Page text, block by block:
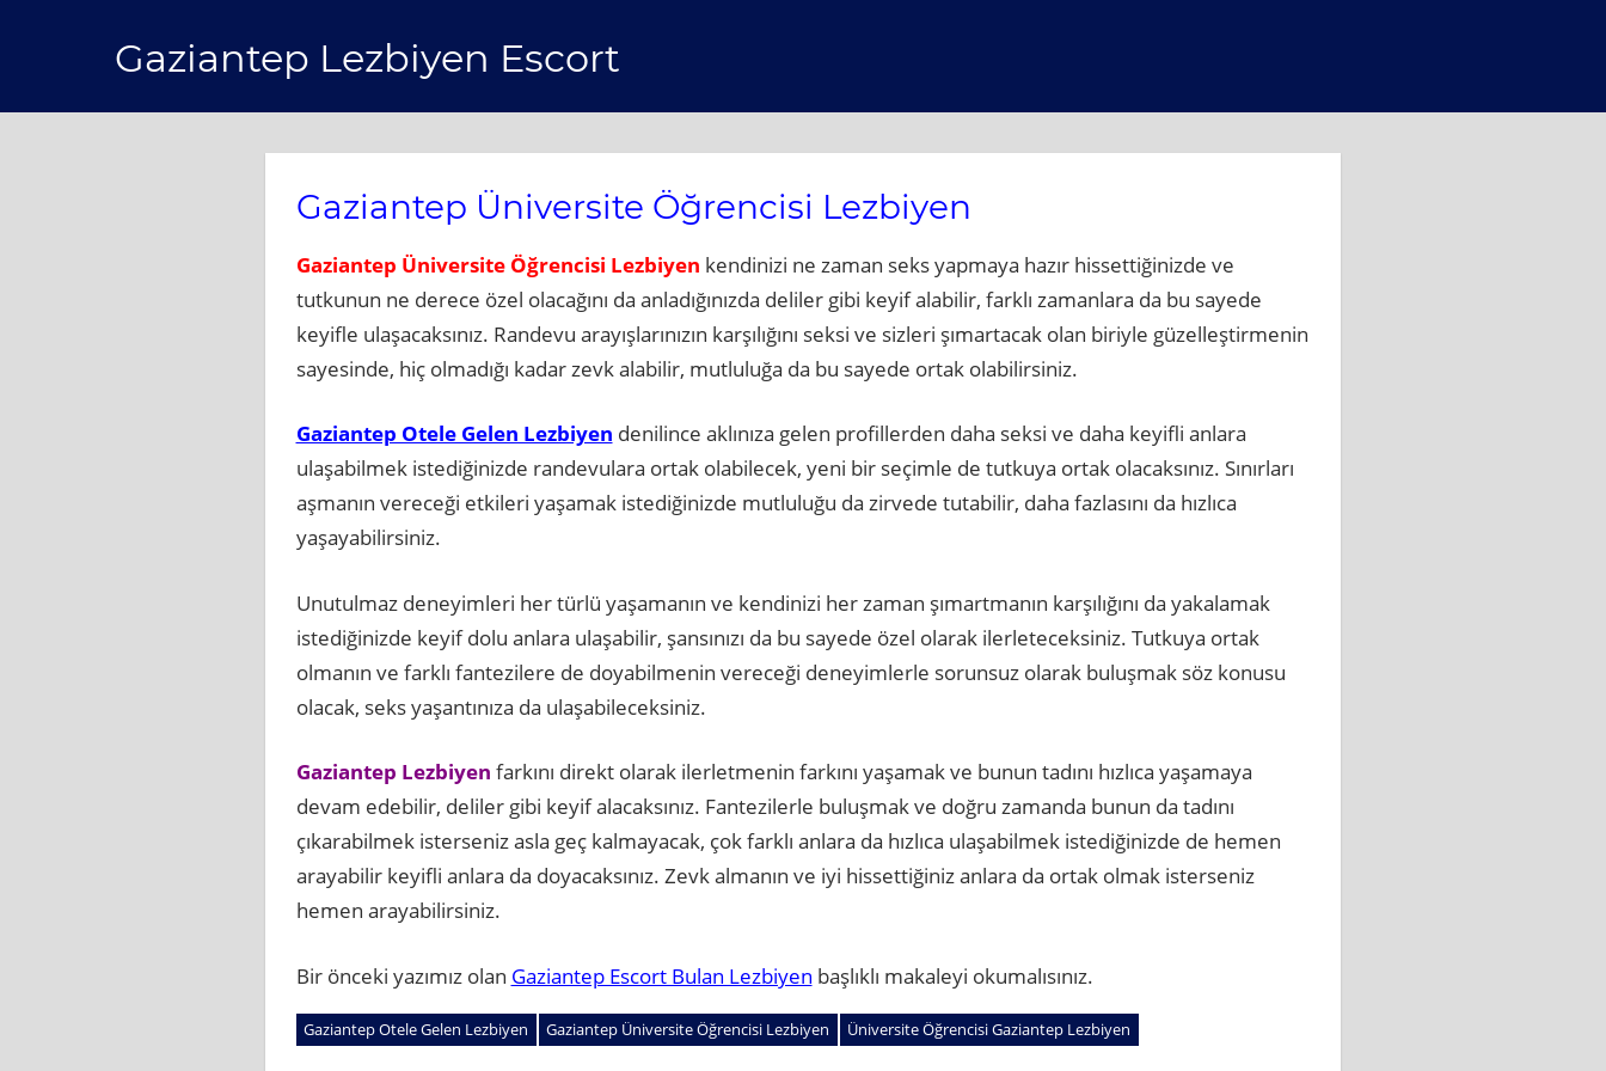
Gaziantep Lezbiyen Escort
Gaziantep Üniversite Öğrencisi Lezbiyen
Gaziantep Üniversite Öğrencisi Lezbiyen kendinizi ne zaman seks yapmaya hazır hissettiğinizde ve
tutkunun ne derece özel olacağını da anladığınızda deliler gibi keyif alabilir, farklı zamanlara da bu sayede
keyifle ulaşacaksınız. Randevu arayışlarınızın karşılığını seksi ve sizleri şımartacak olan biriyle güzelleştirmenin
sayesinde, hiç olmadığı kadar zevk alabilir, mutluluğa da bu sayede ortak olabilirsiniz.
Gaziantep Otele Gelen Lezbiyen denilince aklınıza gelen profillerden daha seksi ve daha keyifli anlara
ulaşabilmek istediğinizde randevulara ortak olabilecek, yeni bir seçimle de tutkuya ortak olacaksınız. Sınırları
aşmanın vereceği etkileri yaşamak istediğinizde mutluluğu da zirvede tutabilir, daha fazlasını da hızlıca
yaşayabilirsiniz.
Unutulmaz deneyimleri her türlü yaşamanın ve kendinizi her zaman şımartmanın karşılığını da yakalamak
istediğinizde keyif dolu anlara ulaşabilir, şansınızı da bu sayede özel olarak ilerleteceksiniz. Tutkuya ortak
olmanın ve farklı fantezilere de doyabilmenin vereceği deneyimlerle sorunsuz olarak buluşmak söz konusu
olacak, seks yaşantınıza da ulaşabileceksiniz.
Gaziantep Lezbiyen farkını direkt olarak ilerletmenin farkını yaşamak ve bunun tadını hızlıca yaşamaya
devam edebilir, deliler gibi keyif alacaksınız. Fantezilerle buluşmak ve doğru zamanda bunun da tadını
çıkarabilmek isterseniz asla geç kalmayacak, çok farklı anlara da hızlıca ulaşabilmek istediğinizde de hemen
arayabilir keyifli anlara da doyacaksınız. Zevk almanın ve iyi hissettiğiniz anlara da ortak olmak isterseniz
hemen arayabilirsiniz.
Bir önceki yazımız olan Gaziantep Escort Bulan Lezbiyen başlıklı makaleyi okumalısınız.
Gaziantep Otele Gelen Lezbiyen Gaziantep Üniversite Öğrencisi Lezbiyen Üniversite Öğrencisi Gaziantep Lezbiyen